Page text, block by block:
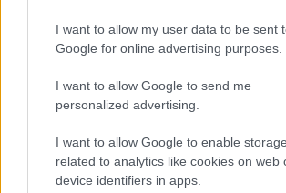
I want to allow my user data to be sent
Google for online advertising purposes.
I want to allow Google to send me
personalized advertising.
I want to allow Google to enable storage
related to analytics like cookies on web
device identifiers in apps.
Η συνεργασία της NBG Pay και του
EPSILONNET επιβεβαιώνει τη
οργανισμών να στηρίζουν ενεργά την
επιχειρηματικότητα και μέσα από
ενημέρωσης και υποστήριξης, να
προσπάθεια για μια πιο
ψηφιακά ώριμη αγορά, με επίκεντρο
του επαγγελματία και της